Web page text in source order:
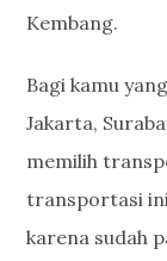
Kembang.
Bagi kamu
Jakarta,
memilih
transportasi
karena sudah